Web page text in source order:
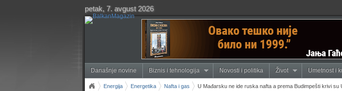
petak, 7. avgust 2026
Današnje novine Biznis i tehnologija Novosti i politika Život Umetnost i
Energija Energetika Nafta i gas U Mađarsku ne ide ruska nafta a prema Budimpešti krivi su